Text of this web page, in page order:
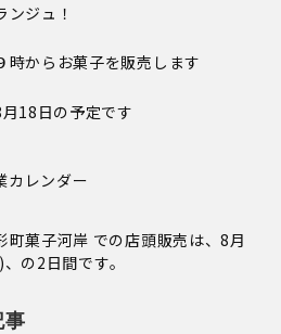
ンジュ！
時からお菓子を販売します
18日の予定です
カレンダー
町菓子河岸 での店頭販売は、8月
の2日間です。
事